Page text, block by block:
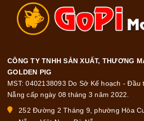
CÔNG TY TNHH SẢN XUẤT, THƯƠNG
GOLDEN PIG
MST: 0402138093 Do Sở Kế hoạch -
Nẵng cấp ngày 08 tháng 3 năm 2022.
252 Đường 2 Tháng 9, phường Hòa